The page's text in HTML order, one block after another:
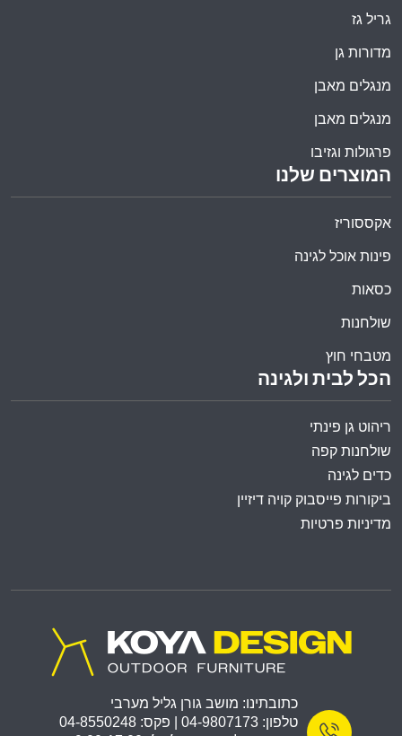
הכל לבית ולגינה
ריהוט גן פינתי
שולחנות קפה
כדים לגינה
ביקורות פייסבוק קויה דיזיין
מדיניות פרטיות
המוצרים שלנו
אקססוריז
פינות אוכל לגינה
כסאות
שולחנות
מטבחי חוץ
גריל גז
מדורות גן
מנגלים מאבן
מנגלים מאבן
פרגולות וגזיבו
כתובתינו: מושב גורן גליל מערבי
טלפון: 04-9807173 | פקס: 04-8550248